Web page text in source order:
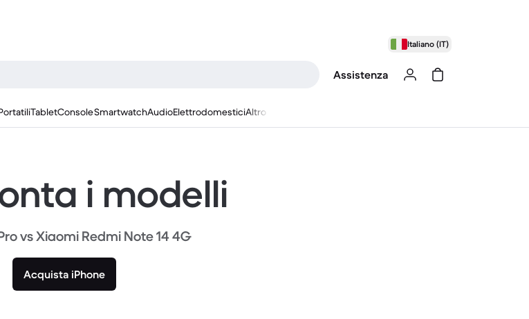
Italiano (IT)
Assistenza
TabletConsoleSmartwatchAudioElettrodomesticiAltro
i modelli
vs Xiaomi Redmi Note 14 4G
Acquista iPhone